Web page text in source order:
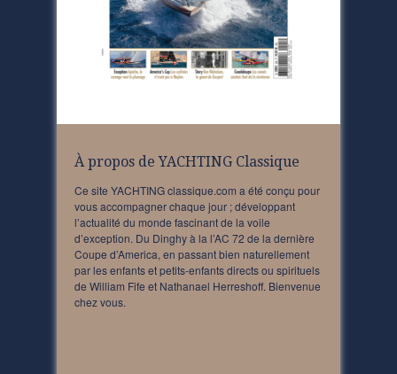
À propos de YACHTING Classique
Ce site YACHTING classique.com a été conçu pour
vous accompagner chaque jour ; développant
l’actualité du monde fascinant de la voile
d’exception. Du Dinghy à la l’AC 72 de la dernière
Coupe d’America, en passant bien naturellement
par les enfants et petits-enfants directs ou spirituels
de William Fife et Nathanael Herreshoff. Bienvenue
chez vous.